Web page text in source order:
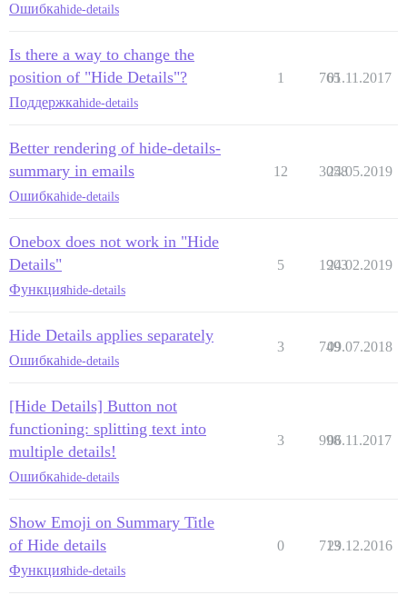
Ошибкаhide-details
Is there a way to change the
position of "Hide Details"?
Поддержкаhide-details
1 765
01.11.2017
Better rendering of hide-details-
summary in emails
Ошибкаhide-details
12 3058
24.05.2019
Onebox does not work in "Hide
Details"
Функцияhide-details
5 1903
24.02.2019
Hide Details applies separately
Ошибкаhide-details
3 749
09.07.2018
[Hide Details] Button not
functioning: splitting text into
multiple details!
Ошибкаhide-details
3 998
06.11.2017
Show Emoji on Summary Title
of Hide details
Функцияhide-details
0 713
29.12.2016